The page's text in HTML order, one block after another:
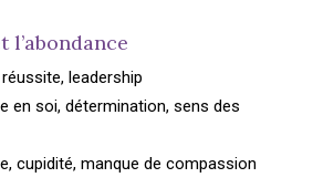
l’abondance
leadership
en soi, détermination, sens des
cupidité, manque de compassion